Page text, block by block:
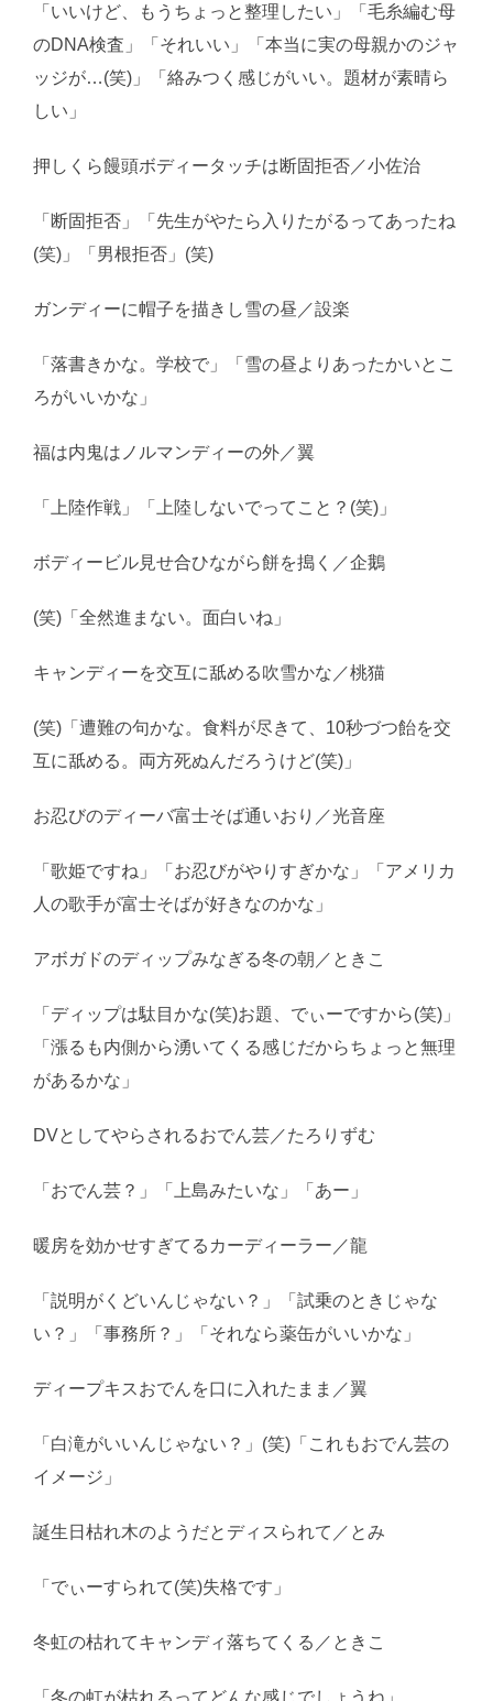
「いいけど、もうちょっと整理したい」「毛糸編む母
のDNA検査」「それいい」「本当に実の母親かのジャ
ッジが…(笑)」「絡みつく感じがいい。題材が素晴ら
しい」
押しくら饅頭ボディータッチは断固拒否／小佐治
「断固拒否」「先生がやたら入りたがるってあったね
(笑)」「男根拒否」(笑)
ガンディーに帽子を描きし雪の昼／設楽
「落書きかな。学校で」「雪の昼よりあったかいとこ
ろがいいかな」
福は内鬼はノルマンディーの外／翼
「上陸作戦」「上陸しないでってこと？(笑)」
ボディービル見せ合ひながら餅を搗く／企鵝
(笑)「全然進まない。面白いね」
キャンディーを交互に舐める吹雪かな／桃猫
(笑)「遭難の句かな。食料が尽きて、10秒づつ飴を交
互に舐める。両方死ぬんだろうけど(笑)」
お忍びのディーバ富士そば通いおり／光音座
「歌姫ですね」「お忍びがやりすぎかな」「アメリカ
人の歌手が富士そばが好きなのかな」
アボガドのディップみなぎる冬の朝／ときこ
「ディップは駄目かな(笑)お題、でぃーですから(笑)」
「漲るも内側から湧いてくる感じだからちょっと無理
があるかな」
DVとしてやらされるおでん芸／たろりずむ
「おでん芸？」「上島みたいな」「あー」
暖房を効かせすぎてるカーディーラー／龍
「説明がくどいんじゃない？」「試乗のときじゃな
い？」「事務所？」「それなら薬缶がいいかな」
ディープキスおでんを口に入れたまま／翼
「白滝がいいんじゃない？」(笑)「これもおでん芸の
イメージ」
誕生日枯れ木のようだとディスられて／とみ
「でぃーすられて(笑)失格です」
冬虹の枯れてキャンディ落ちてくる／ときこ
「冬の虹が枯れるってどんな感じでしょうね」